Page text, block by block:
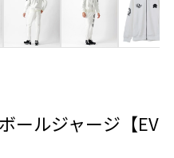
ールジャージ【EV